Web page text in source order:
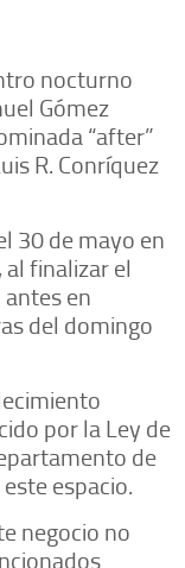
nocturno
Gómez
“after”
R. Conríquez
30 de mayo en
finalizar el
en
del domingo
por la Ley de
de
espacio.
negocio no